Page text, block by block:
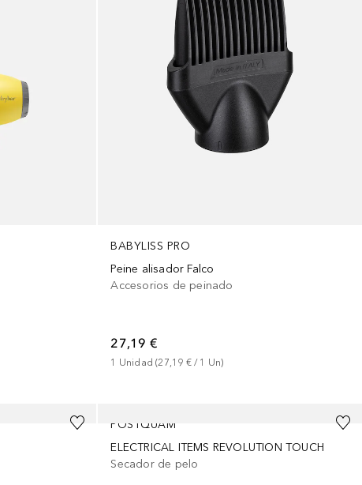
BABYLISS PRO
Peine alisador Falco
Accesorios de peinado
27,19 €
1 Unidad (27,19 € / 1 Un)
POSTQUAM
ELECTRICAL ITEMS REVOLUTION TOUCH
Secador de pelo